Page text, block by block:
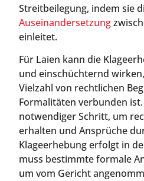
Streitbeilegung, indem sie
Auseinandersetzung
einleitet.
Für Laien kann die
und einschüchternd
Vielzahl von rechtlichen
Formalitäten verbunden
notwendiger Schritt, um
erhalten und Ansprüche
Klageerhebung erfolgt in
muss bestimmte formale
um vom Gericht